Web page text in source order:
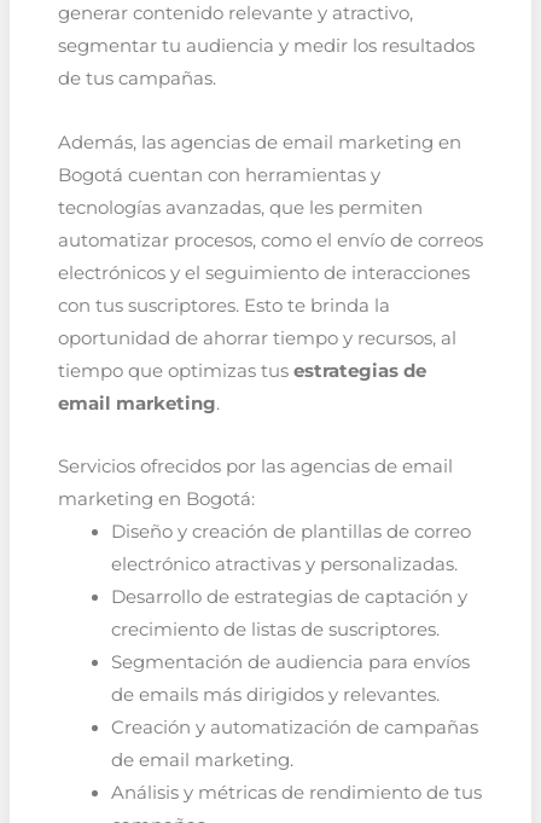
generar contenido relevante y atractivo,
segmentar tu audiencia y medir los resultados
de tus campañas.
Además, las agencias de email marketing en
Bogotá cuentan con herramientas y
tecnologías avanzadas, que les permiten
automatizar procesos, como el envío de correos
electrónicos y el seguimiento de interacciones
con tus suscriptores. Esto te brinda la
oportunidad de ahorrar tiempo y recursos, al
tiempo que optimizas tus estrategias de
email marketing.
Servicios ofrecidos por las agencias de email
marketing en Bogotá:
Diseño y creación de plantillas de correo
electrónico atractivas y personalizadas.
Desarrollo de estrategias de captación y
crecimiento de listas de suscriptores.
Segmentación de audiencia para envíos
de emails más dirigidos y relevantes.
Creación y automatización de campañas
de email marketing.
Análisis y métricas de rendimiento de tus